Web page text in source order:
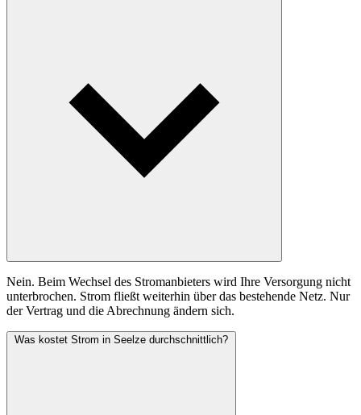
Nein. Beim Wechsel des Stromanbieters wird Ihre Versorgung nicht
unterbrochen. Strom fließt weiterhin über das bestehende Netz. Nur
der Vertrag und die Abrechnung ändern sich.
Was kostet Strom in Seelze durchschnittlich?